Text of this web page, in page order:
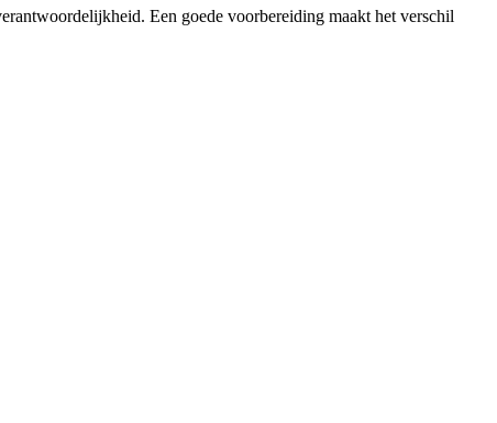
Een goede voorbereiding maakt het verschil